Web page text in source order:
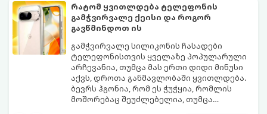
რატომ ყვითლდება ტელეფონის
გამჭვირვალე ქეისი და როგორ
გავწმინდოთ ის
გამჭვირვალე სილიკონის ჩასადები
ტელეფონისთვის ყველაზე პოპულარული
არჩევანია, თუმცა მას ერთი დიდი მინუსი
აქვს, დროთა განმავლობაში ყვითლდება.
ბევრს ჰგონია, რომ ეს ჭუჭყია, რომლის
მოშორებაც შეუძლებელია, თუმცა